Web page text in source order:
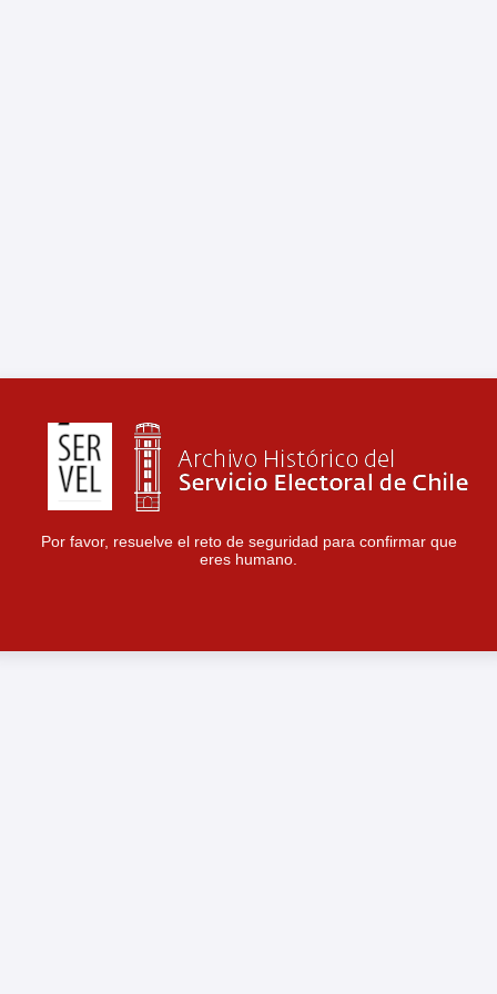
Por favor, resuelve el reto de seguridad para confirmar que
eres humano.